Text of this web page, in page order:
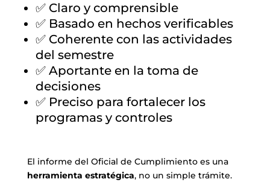
✅ Claro y comprensible
✅ Basado en hechos verificables
✅ Coherente con las actividades
del semestre
✅ Aportante en la toma de
decisiones
✅ Preciso para fortalecer los
programas y controles
El informe del Oficial de Cumplimiento es una
herramienta estratégica, no un simple trámite.